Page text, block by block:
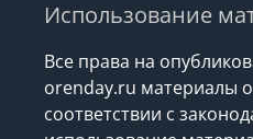
Использование
Все права на
orenday.ru материалы
соответствии с